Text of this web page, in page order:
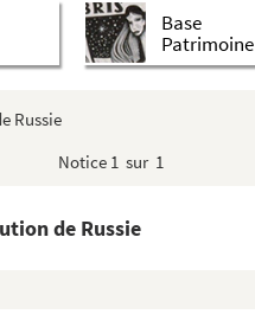
Base
Patrimoine
Russie
Notice 1 sur 1
de Russie
»
originaux ont été c...